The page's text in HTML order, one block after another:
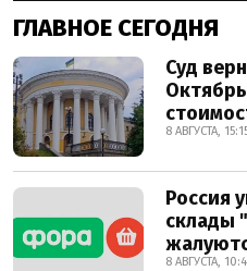
ГЛАВНОЕ СЕГОДНЯ
Суд
8 АВГУСТА,
Россия
склады
8 АВГУСТА,